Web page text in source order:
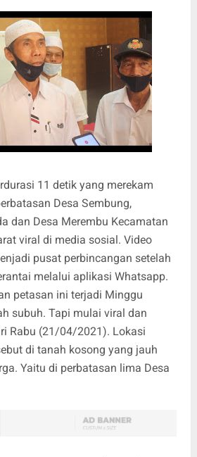
11 detik yang merekam
Desa Sembung,
dan Desa Merembu Kecamatan
viral di media sosial. Video
pusat perbincangan setelah
melalui aplikasi Whatsapp.
petasan ini terjadi Minggu
subuh. Tapi mulai viral dan
Rabu (21/04/2021). Lokasi
di tanah kosong yang jauh
Yaitu di perbatasan lima Desa